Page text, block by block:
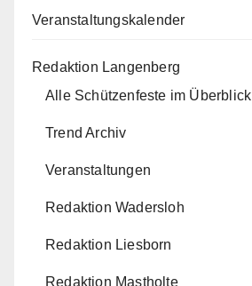
Veranstaltungskalender
Redaktion Langenberg
Alle Schützenfeste im Überblick
Trend Archiv
Veranstaltungen
Redaktion Wadersloh
Redaktion Liesborn
Redaktion Mastholte